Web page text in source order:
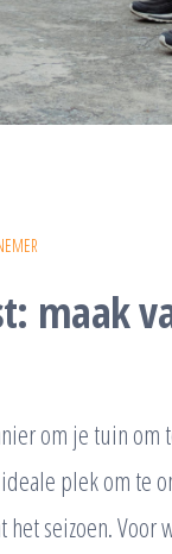
maak
om je tuin om
plek om te
seizoen.